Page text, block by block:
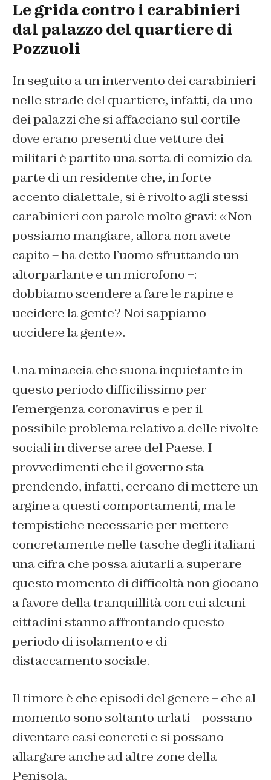
Le grida contro i carabinieri
dal palazzo del quartiere di
Pozzuoli
In seguito a un intervento dei carabinieri
nelle strade del quartiere, infatti, da uno
dei palazzi che si affacciano sul cortile
dove erano presenti due vetture dei
militari è partito una sorta di comizio da
parte di un residente che, in forte
accento dialettale, si è rivolto agli stessi
carabinieri con parole molto gravi: «Non
possiamo mangiare, allora non avete
capito – ha detto l’uomo sfruttando un
altorparlante e un microfono –:
dobbiamo scendere a fare le rapine e
uccidere la gente? Noi sappiamo
uccidere la gente».
Una minaccia che suona inquietante in
questo periodo difficilissimo per
l’emergenza coronavirus e per il
possibile problema relativo a delle rivolte
sociali in diverse aree del Paese. I
provvedimenti che il governo sta
prendendo, infatti, cercano di mettere un
argine a questi comportamenti, ma le
tempistiche necessarie per mettere
concretamente nelle tasche degli italiani
una cifra che possa aiutarli a superare
questo momento di difficoltà non giocano
a favore della tranquillità con cui alcuni
cittadini stanno affrontando questo
periodo di isolamento e di
distaccamento sociale.
Il timore è che episodi del genere – che al
momento sono soltanto urlati – possano
diventare casi concreti e si possano
allargare anche ad altre zone della
Penisola.